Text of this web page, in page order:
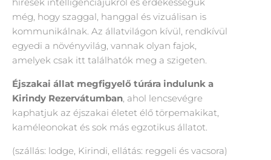
még, hogy szaggal, hanggal és vizuálisan is
kommunikálnak. Az állatvilágon kívül, rendkívül
egyedi a növényvilág, vannak olyan fajok,
amelyek csak itt találhatók meg a szigeten.
Éjszakai állat megfigyelő túrára indulunk a
Kirindy Rezervátumban, ahol lencsevégre
kaphatjuk az éjszakai életet élő törpemakikat,
kaméleonokat és sok más egzotikus állatot.
(szállás: lodge, Kirindi, ellátás: reggeli és vacsora)